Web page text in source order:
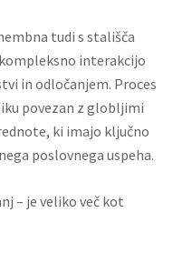
tudi s stališča
interakcijo
in odločanjem. Proces
povezan z globljimi
ki imajo ključno
poslovnega uspeha.
– je veliko več kot